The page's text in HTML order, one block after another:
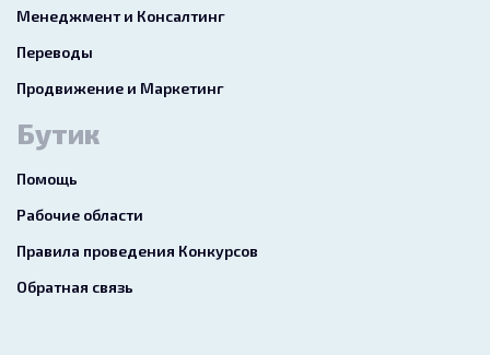
Менеджмент и Консалтинг
Переводы
Продвижение и Маркетинг
Бутик
Помощь
Рабочие области
Правила проведения Конкурсов
Обратная связь